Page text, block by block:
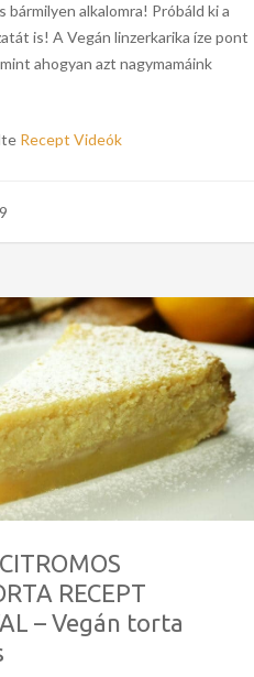
bármilyen alkalomra! Próbáld ki a
is! A Vegán linzerkarika íze pont
ahogyan azt nagymamáink
Recept Videók
RECEPT
– Vegán torta